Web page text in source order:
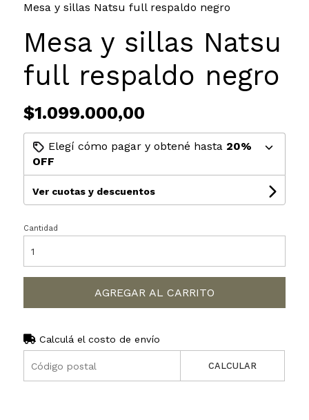
Mesa y sillas Natsu full respaldo negro
Mesa y sillas Natsu
full respaldo negro
$1.099.000,00
Elegí cómo pagar y obtené hasta 20%
OFF
Ver cuotas y descuentos
Cantidad
AGREGAR AL CARRITO
Calculá el costo de envío
CALCULAR